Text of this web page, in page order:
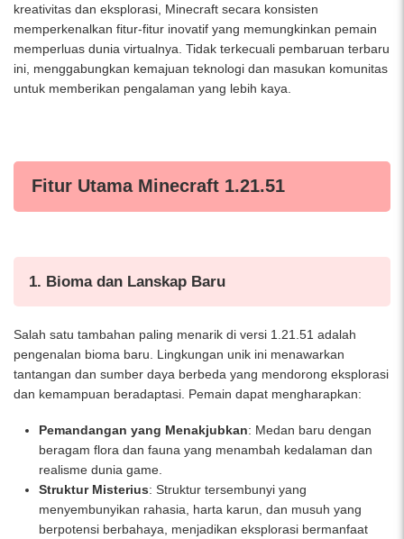
kreativitas dan eksplorasi, Minecraft secara konsisten
memperkenalkan fitur-fitur inovatif yang memungkinkan pemain
memperluas dunia virtualnya. Tidak terkecuali pembaruan terbaru
ini, menggabungkan kemajuan teknologi dan masukan komunitas
untuk memberikan pengalaman yang lebih kaya.
Fitur Utama Minecraft 1.21.51
1. Bioma dan Lanskap Baru
Salah satu tambahan paling menarik di versi 1.21.51 adalah
pengenalan bioma baru. Lingkungan unik ini menawarkan
tantangan dan sumber daya berbeda yang mendorong eksplorasi
dan kemampuan beradaptasi. Pemain dapat mengharapkan:
Pemandangan yang Menakjubkan: Medan baru dengan
beragam flora dan fauna yang menambah kedalaman dan
realisme dunia game.
Struktur Misterius: Struktur tersembunyi yang
menyembunyikan rahasia, harta karun, dan musuh yang
berpotensi berbahaya, menjadikan eksplorasi bermanfaat